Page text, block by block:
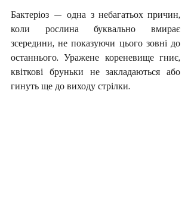
Бактеріоз — одна з небагатьох причин,
коли рослина буквально вмирає
зсередини, не показуючи цього зовні до
останнього. Уражене кореневище гниє,
квіткові бруньки не закладаються або
гинуть ще до виходу стрілки.